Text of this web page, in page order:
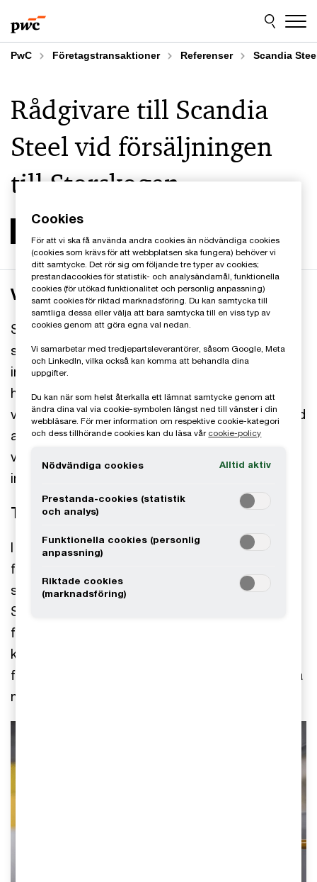
to
content
to
footer
PwC Företagstransaktioner Referenser Scandia
Rådgivare till Scandia
Steel vid försäljningen
till Storskogen
Verksamheten
Scandia Steel är en ledande leverantör av
stålpålar för grundläggning till nordiska
infrastruktur- och byggprojekt. De senaste åren
har bolaget vuxit kraftigt, drivet av en starkt
växande marknad för stålpålar, som i ökande grad
används i stället för andra pålningsmetoder tack
vare låga ljud- och vibrationsnivåer samt att de
inte tränger undan jord vid installation.
Transaktionen
I maj 2021 presenterades affären där Storskogen
förvärvade Scandia Steel. Storskogen är ett
svenskt investeringsbolag listat på Nasdaq
Stockholm med en bolagsportfölj på över 100
fristående bolag. Med hjälp av Storskogen
kommer Scandia Steel att accelerera sin
försäljning och fortsätta sin expansion i de övriga
nordiska länderna.
Cookies
För att vi ska få använda andra cookies än nödvändiga cookies
(cookies som krävs för att webbplatsen ska fungera) behöver vi
ditt samtycke. Det rör sig om följande tre typer av cookies;
prestandacookies för statistik- och analysändamål, funktionella
cookies (för utökad funktionalitet och personlig anpassning)
samt cookies för riktad marknadsföring. Du kan samtycka till
samtliga dessa eller välja att bara samtycka till en viss typ av
cookies genom att göra egna val nedan.
Vi samarbetar med tredjepartsleverantörer, såsom Google, Meta
och LinkedIn, vilka också kan komma att behandla dina
uppgifter.
Du kan när som helst återkalla ett lämnat samtycke genom att
ändra dina val via cookie-symbolen längst ned till vänster i din
webbläsare. För mer information om respektive cookie-kategori
och dess tillhörande cookies kan du läsa vår cookie-policy
Nödvändiga cookies Alltid aktiv
Prestanda-cookies (statistik
och analys)
Funktionella cookies (personlig
anpassning)
Riktade cookies
(marknadsföring)